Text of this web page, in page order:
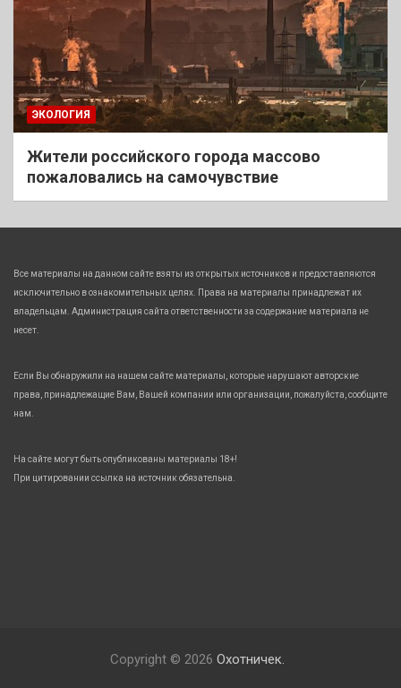
ЭКОЛОГИЯ
Жители российского города массово
пожаловались на самочувствие
Все материалы на данном сайте взяты из открытых источников и предоставляются
исключительно в ознакомительных целях. Права на материалы принадлежат их
владельцам. Администрация сайта ответственности за содержание материала не
несет.
Если Вы обнаружили на нашем сайте материалы, которые нарушают авторские
права, принадлежащие Вам, Вашей компании или организации, пожалуйста, сообщите
нам.
На сайте могут быть опубликованы материалы 18+!
При цитировании ссылка на источник обязательна.
Copyright © 2026 Охотничек.